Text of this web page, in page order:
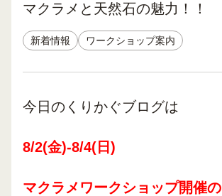
マクラメと天然石の魅力！！
新着情報 ワークショップ案内
今日のくりかぐブログは
8/2(金)-8/4(日)
マクラメワークショップ開催の